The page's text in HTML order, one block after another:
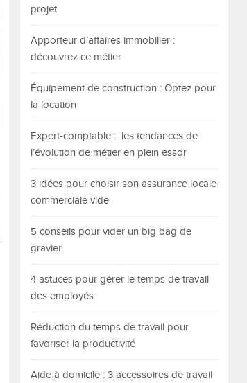
projet
Apporteur d’affaires immobilier :
découvrez ce métier
Équipement de construction : Optez pour
la location
Expert-comptable : les tendances de
l’évolution de métier en plein essor
3 idées pour choisir son assurance locale
commerciale vide
5 conseils pour vider un big bag de
gravier
4 astuces pour gérer le temps de travail
des employés
Réduction du temps de travail pour
favoriser la productivité
Aide à domicile : 3 accessoires de travail